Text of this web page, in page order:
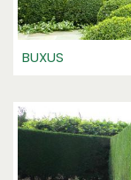
BUXUS